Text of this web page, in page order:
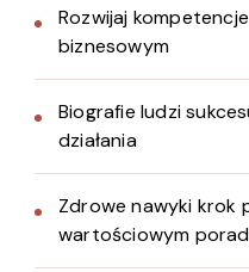
Rozwijaj
biznesowym
Biografie ludzi
działania
Zdrowe nawyki krok
wartościowym